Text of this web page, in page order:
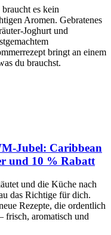
es kein
Aromen. Gebratenes
Joghurt und
bringt an einem
du brauchst.
Jubel: Caribbean
und 10 % Rabatt
und die Küche nach
das Richtige für dich.
Rezepte, die ordentlich
frisch, aromatisch und